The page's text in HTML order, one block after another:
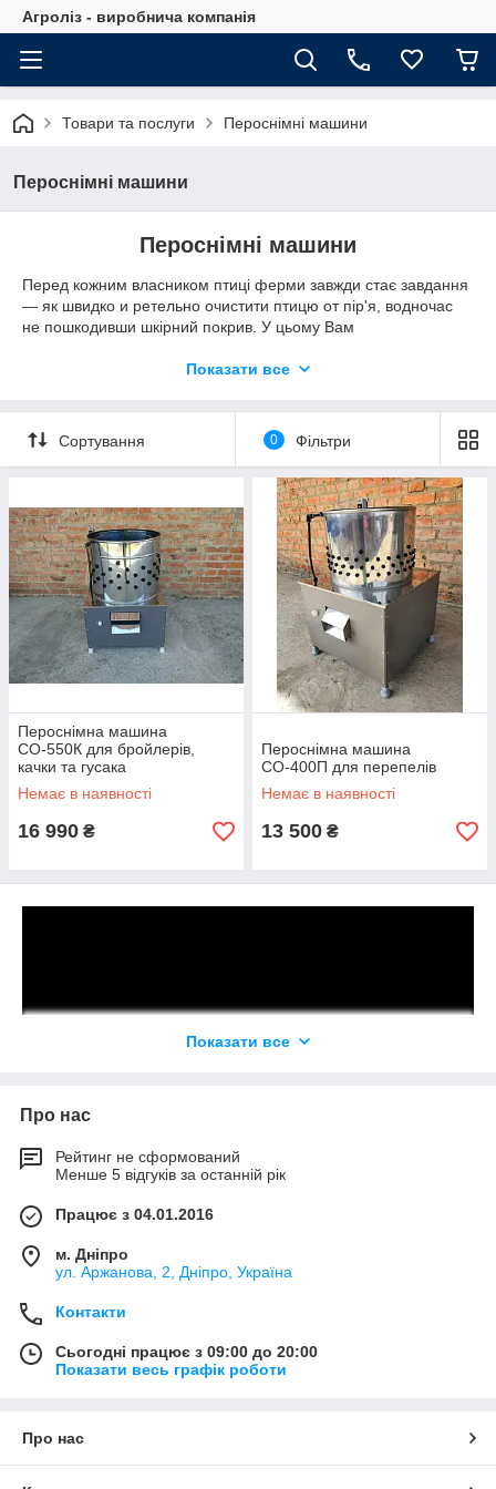
Агроліз - виробнича компанія
Товари та послуги Пероснімні машини
Пероснімні машини
Пероснімні машини
Перед кожним власником птиці ферми завжди стає завдання
— як швидко и ретельно очистити птицю от пір'я, водночас
не пошкодивши шкірний покрив. У цьому Вам
Ми представляємо Вашому до
і невеликий (перепелів, голубів).
З нашими машинами Ви заощадите час и енергію, тому що
споживання електроенергії усього 0,85 кВт/рік.
Показати все
Сортування 0 Фільтри
Пероснімна машина
СО-550К для бройлерів,
качки та гусака
Немає в наявності
16 990 ₴
Пероснімна машина
СО-400П для перепелів
Немає в наявності
13 500 ₴
Показати все
Про нас
Рейтинг не сформований
Менше 5 відгуків за останній рік
Працює з 04.01.2016
м. Дніпро
ул. Аржанова, 2, Дніпро, Україна
Контакти
Сьогодні працює з 09:00 до 20:00
Показати весь графік роботи
Про нас